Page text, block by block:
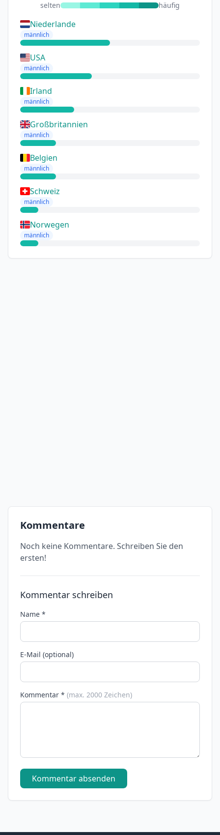
selten häufig
Niederlande
männlich
USA
männlich
Irland
männlich
Großbritannien
männlich
Belgien
männlich
Schweiz
männlich
Norwegen
männlich
Kommentare
Noch keine Kommentare. Schreiben Sie den
ersten!
Kommentar schreiben
Name *
E-Mail (optional)
Kommentar * (max. 2000 Zeichen)
Kommentar absenden